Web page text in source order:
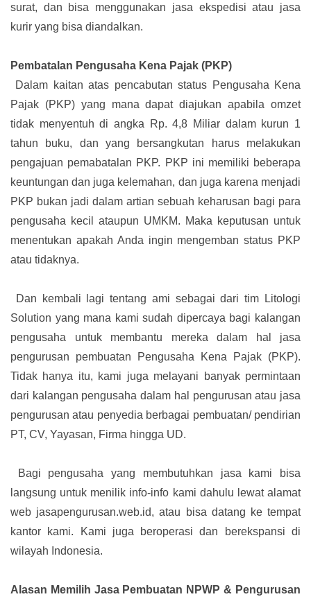
surat, dan bisa menggunakan jasa ekspedisi atau jasa
kurir yang bisa diandalkan.
Pembatalan Pengusaha Kena Pajak (PKP)
Dalam kaitan atas pencabutan status Pengusaha Kena
Pajak (PKP) yang mana dapat diajukan apabila omzet
tidak menyentuh di angka Rp. 4,8 Miliar dalam kurun 1
tahun buku, dan yang bersangkutan harus melakukan
pengajuan pemabatalan PKP. PKP ini memiliki beberapa
keuntungan dan juga kelemahan, dan juga karena menjadi
PKP bukan jadi dalam artian sebuah keharusan bagi para
pengusaha kecil ataupun UMKM. Maka keputusan untuk
menentukan apakah Anda ingin mengemban status PKP
atau tidaknya.
Dan kembali lagi tentang ami sebagai dari tim Litologi
Solution yang mana kami sudah dipercaya bagi kalangan
pengusaha untuk membantu mereka dalam hal jasa
pengurusan pembuatan Pengusaha Kena Pajak (PKP).
Tidak hanya itu, kami juga melayani banyak permintaan
dari kalangan pengusaha dalam hal pengurusan atau jasa
pengurusan atau penyedia berbagai pembuatan/ pendirian
PT, CV, Yayasan, Firma hingga UD.
Bagi pengusaha yang membutuhkan jasa kami bisa
langsung untuk menilik info-info kami dahulu lewat alamat
web jasapengurusan.web.id, atau bisa datang ke tempat
kantor kami. Kami juga beroperasi dan berekspansi di
wilayah Indonesia.
Alasan Memilih Jasa Pembuatan NPWP & Pengurusan